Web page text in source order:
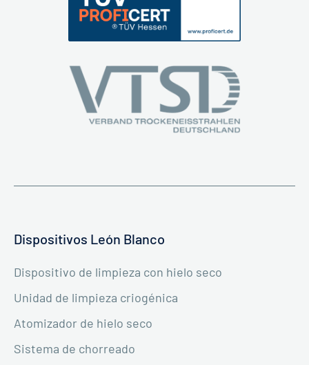
Dispositivos León Blanco
Dispositivo de limpieza con hielo seco
Unidad de limpieza criogénica
Atomizador de hielo seco
Sistema de chorreado